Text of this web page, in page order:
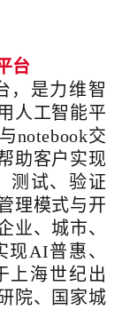
台
，是力维智
人工智能平
notebook交
助客户实现
测试、验证
理模式与开
业、城市、
AI普惠、
上海世纪出
院、国家城